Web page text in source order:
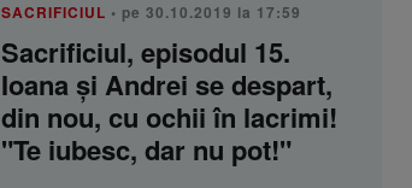
SACRIFICIUL • pe 30.10.2019 la 17:59
Sacrificiul, episodul 15.
Ioana şi Andrei se despart,
din nou, cu ochii în lacrimi!
"Te iubesc, dar nu pot!"